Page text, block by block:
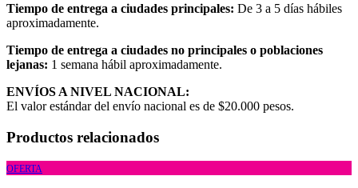
Tiempo de entrega a ciudades principales: De 3 a 5 días hábiles
aproximadamente.
Tiempo de entrega a ciudades no principales o poblaciones
lejanas: 1 semana hábil aproximadamente.
ENVÍOS A NIVEL NACIONAL:
El valor estándar del envío nacional es de $20.000 pesos.
Productos relacionados
OFERTA